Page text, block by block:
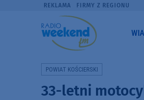
REKLAMA FIRMY Z REGIONU
POWIAT KOŚCIERSKI
33-letni